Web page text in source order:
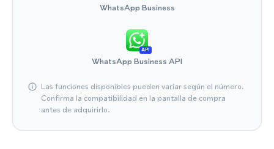
WhatsApp Business
API
WhatsApp Business API
Las funciones disponibles pueden variar según el número.
Confirma la compatibilidad en la pantalla de compra
antes de adquirirlo.